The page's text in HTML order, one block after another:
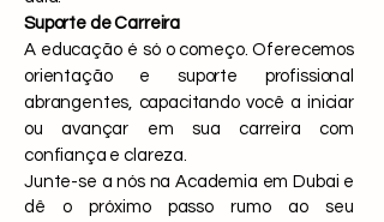
Suporte de Carreira
A educação é só o começo. Oferecemos
orientação e suporte profissional
abrangentes, capacitando você a iniciar
ou avançar em sua carreira com
confiança e clareza.
Junte-se a nós na Academia em Dubai e
dê o próximo passo rumo ao seu